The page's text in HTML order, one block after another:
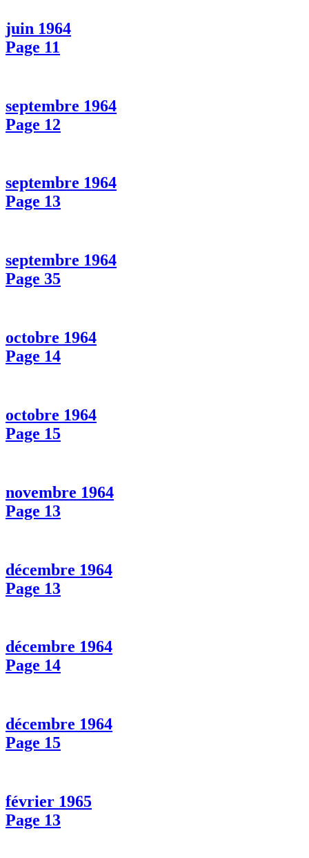
juin 1964
Page 11
septembre 1964
Page 12
septembre 1964
Page 13
septembre 1964
Page 35
octobre 1964
Page 14
octobre 1964
Page 15
novembre 1964
Page 13
décembre 1964
Page 13
décembre 1964
Page 14
décembre 1964
Page 15
février 1965
Page 13